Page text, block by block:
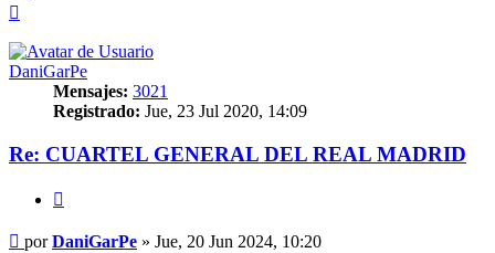
DaniGarPe
Mensajes: 3021
Registrado: Jue, 23 Jul 2020, 14:09
Re: CUARTEL GENERAL DEL REAL MADRID
Mensaje
porDaniGarPe » Jue, 20 Jun 2024, 10:20